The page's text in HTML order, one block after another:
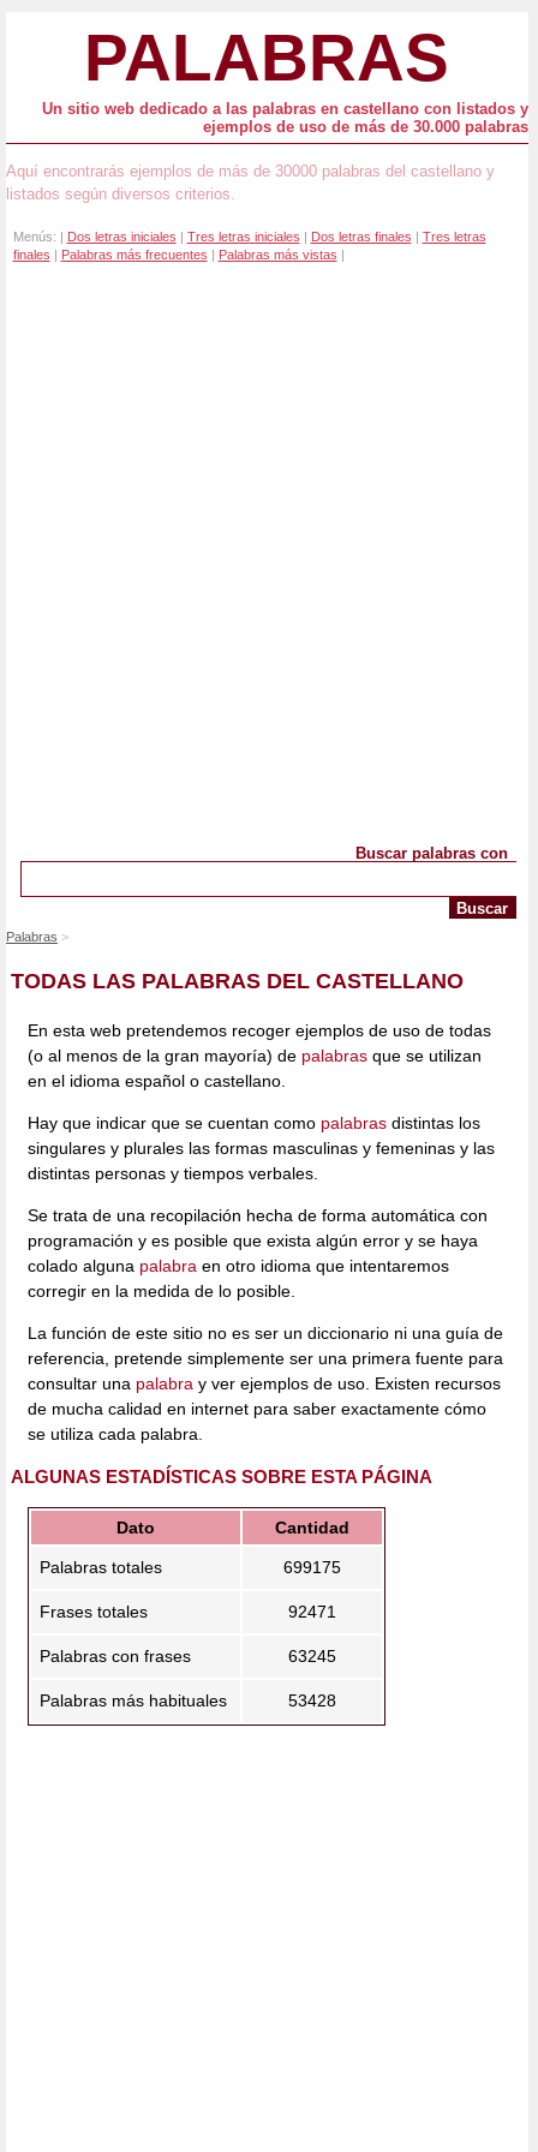
PALABRAS
Un sitio web dedicado a las palabras en castellano con listados y
ejemplos de uso de más de 30.000 palabras
Aquí encontrarás ejemplos de más de 30000 palabras del castellano y
listados según diversos criterios.
Menús: | Dos letras iniciales | Tres letras iniciales | Dos letras finales | Tres letras
finales | Palabras más frecuentes | Palabras más vistas |
Buscar palabras con
Palabras
TODAS LAS PALABRAS DEL CASTELLANO
En esta web pretendemos recoger ejemplos de uso de todas
(o al menos de la gran mayoría) de palabras que se utilizan
en el idioma español o castellano.
Hay que indicar que se cuentan como palabras distintas los
singulares y plurales las formas masculinas y femeninas y las
distintas personas y tiempos verbales.
Se trata de una recopilación hecha de forma automática con
programación y es posible que exista algún error y se haya
colado alguna palabra en otro idioma que intentaremos
corregir en la medida de lo posible.
La función de este sitio no es ser un diccionario ni una guía de
referencia, pretende simplemente ser una primera fuente para
consultar una palabra y ver ejemplos de uso. Existen recursos
de mucha calidad en internet para saber exactamente cómo
se utiliza cada palabra.
ALGUNAS ESTADÍSTICAS SOBRE ESTA PÁGINA
Dato Cantidad
Palabras totales 699175
Frases totales 92471
Palabras con frases 63245
Palabras más habituales 53428